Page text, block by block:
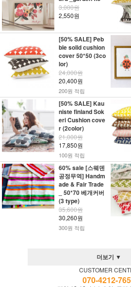
3,000원
2,550원
[50% SALE] Peb
ble solid cushion
cover 50*50 (3co
lor)
24,000원
20,400원
200원 적립
[50% SALE] Kau
niste finland Sok
eri Cushion cove
r (2color)
21,000원
17,850원
100원 적립
60% sale [스웨덴
공정무역] Handm
ade & Fair Trade
_ 50*70 베개커버
(3 type)
35,600원
30,260원
300원 적립
더보기 ▼
CUSTOMER
070-4212-